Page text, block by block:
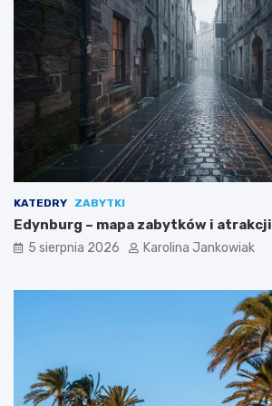
d
ą
k
a
j
KATEDRY ZABYTKI
Edynburg – mapa zabytków i atrakcji
5 sierpnia 2026 Karolina Jankowiak